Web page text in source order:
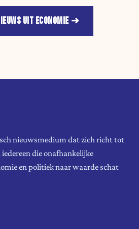
UIT ECONOMIE
nieuwsmedium dat zich richt tot
die onafhankelijke
en politiek naar waarde schat